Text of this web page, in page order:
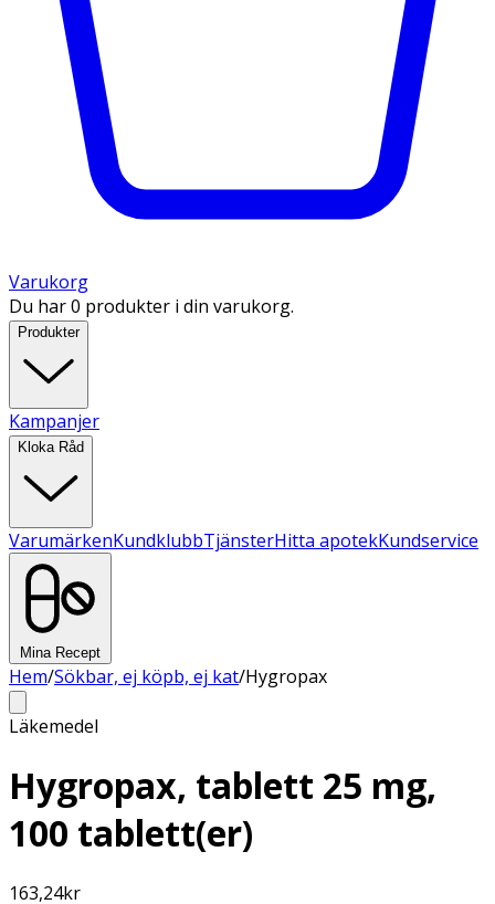
Varukorg
Du har 0 produkter i din varukorg.
Produkter
Kampanjer
Kloka Råd
VarumärkenKundklubbTjänsterHitta apotekKundservice
Mina Recept
Hem/Sökbar, ej köpb, ej kat/Hygropax
Läkemedel
Hygropax, tablett 25 mg,
100 tablett(er)
163,24kr